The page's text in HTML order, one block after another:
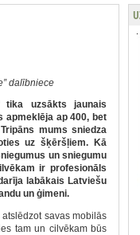
dalībniece
tika uzsākts jaunais
apmeklēja ap 400, bet
mums sniedza
uz šķēršļiem. Kā
un sniegumu
ir profesionāls
labākais Latviešu
un ģimeni.
savas mobilās
tam un cilvēkam būs